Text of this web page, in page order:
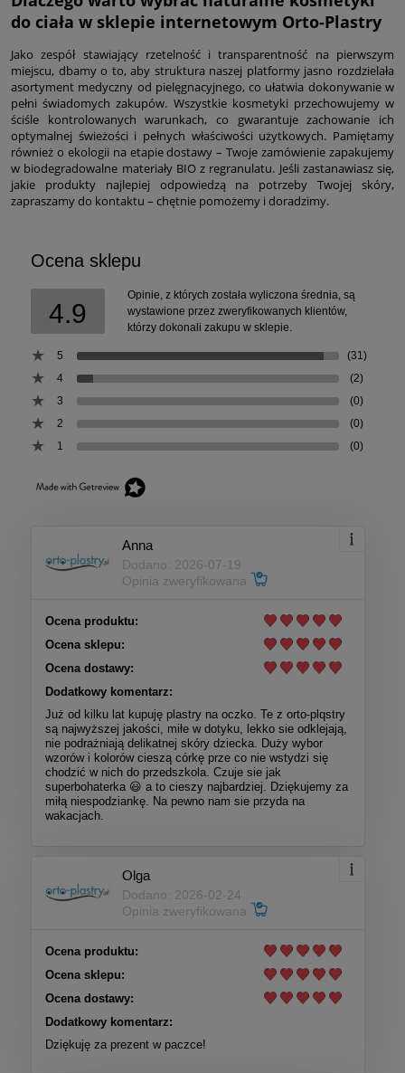
do ciała w sklepie internetowym Orto-Plastry
Jako zespół stawiający rzetelność i transparentność na pierwszym
miejscu, dbamy o to, aby struktura naszej platformy jasno rozdzielała
asortyment medyczny od pielęgnacyjnego, co ułatwia dokonywanie w
pełni świadomych zakupów. Wszystkie kosmetyki przechowujemy w
ściśle kontrolowanych warunkach, co gwarantuje zachowanie ich
optymalnej świeżości i pełnych właściwości użytkowych. Pamiętamy
również o ekologii na etapie dostawy – Twoje zamówienie zapakujemy
w biodegradowalne materiały BIO z regranulatu. Jeśli zastanawiasz się,
jakie produkty najlepiej odpowiedzą na potrzeby Twojej skóry,
zapraszamy do kontaktu – chętnie pomożemy i doradzimy.
Ocena sklepu
4.9
Opinie, z których została wyliczona średnia, są
wystawione przez zweryfikowanych klientów,
którzy dokonali zakupu w sklepie.
5
(31)
4
(2)
3
(0)
2
(0)
1
(0)
Anna
Dodano: 2026-07-19
Opinia zweryfikowana
Ocena produktu:
Ocena sklepu:
Ocena dostawy:
Dodatkowy komentarz:
Już od kilku lat kupuję plastry na oczko. Te z orto-plqstry
są najwyższej jakości, miłe w dotyku, lekko sie odklejają,
nie podrażniają delikatnej skóry dziecka. Duży wybor
wzorów i kolorów cieszą córkę prze co nie wstydzi się
chodzić w nich do przedszkola. Czuje sie jak
superbohaterka 😃 a to cieszy najbardziej. Dziękujemy za
miłą niespodziankę. Na pewno nam sie przyda na
wakacjach.
Olga
Dodano: 2026-02-24
Opinia zweryfikowana
Ocena produktu:
Ocena sklepu:
Ocena dostawy:
Dodatkowy komentarz:
Dziękuję za prezent w paczce!